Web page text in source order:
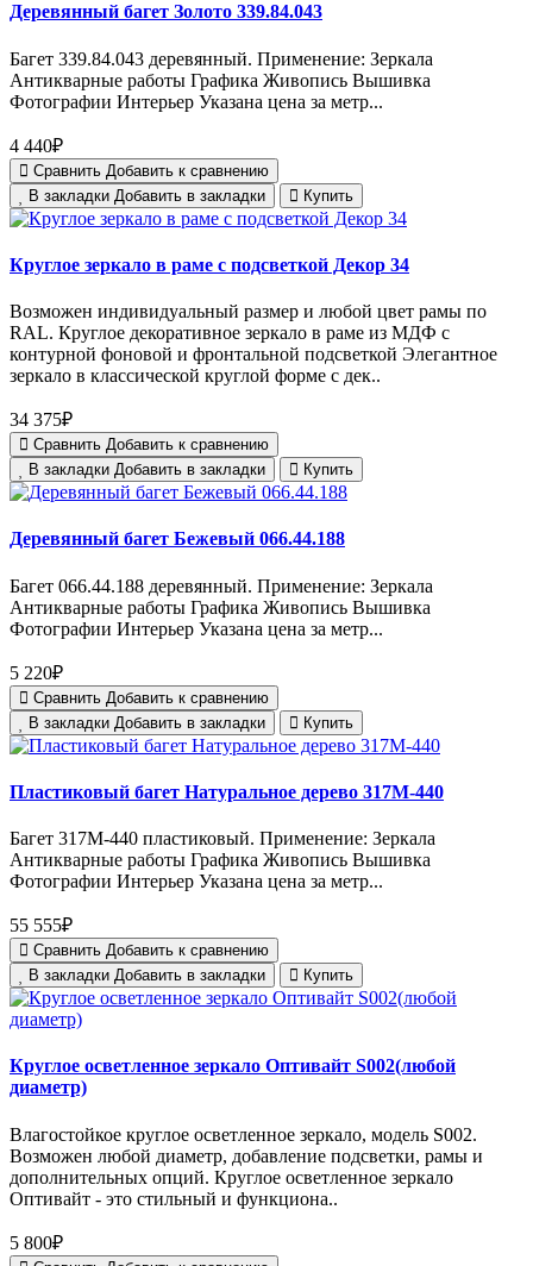
Деревянный багет Золото 339.84.043
Багет 339.84.043 деревянный. Применение: Зеркала
Антикварные работы Графика Живопись Вышивка
Фотографии Интерьер Указана цена за метр...
4 440₽
Сравнить Добавить к сравнению
В закладки Добавить в закладки Купить
Круглое зеркало в раме с подсветкой Декор 34
Возможен индивидуальный размер и любой цвет рамы по
RAL. Круглое декоративное зеркало в раме из МДФ с
контурной фоновой и фронтальной подсветкой Элегантное
зеркало в классической круглой форме с дек..
34 375₽
Сравнить Добавить к сравнению
В закладки Добавить в закладки Купить
Деревянный багет Бежевый 066.44.188
Багет 066.44.188 деревянный. Применение: Зеркала
Антикварные работы Графика Живопись Вышивка
Фотографии Интерьер Указана цена за метр...
5 220₽
Сравнить Добавить к сравнению
В закладки Добавить в закладки Купить
Пластиковый багет Натуральное дерево 317M-440
Багет 317M-440 пластиковый. Применение: Зеркала
Антикварные работы Графика Живопись Вышивка
Фотографии Интерьер Указана цена за метр...
55 555₽
Сравнить Добавить к сравнению
В закладки Добавить в закладки Купить
Круглое осветленное зеркало Оптивайт S002(любой
диаметр)
Влагостойкое круглое осветленное зеркало, модель S002.
Возможен любой диаметр, добавление подсветки, рамы и
дополнительных опций. Круглое осветленное зеркало
Оптивайт - это стильный и функциона..
5 800₽